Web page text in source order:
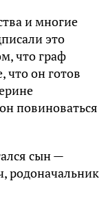
и многие
это
что граф
что он готов
повиноваться
сын —
родоначальник